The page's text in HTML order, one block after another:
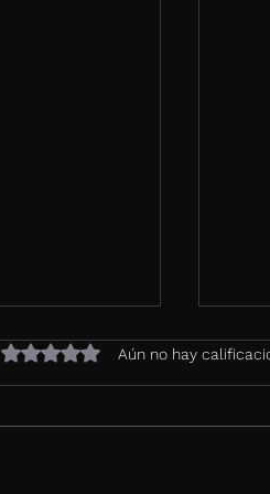
Obtuvo 0 de 5 estrellas.
Aún no hay